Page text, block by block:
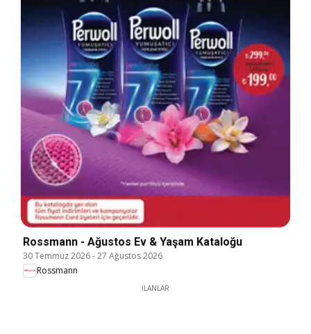
Rossmann - Ağustos Ev & Yaşam Kataloğu
30 Temmuz 2026-27 Ağustos 2026
Rossmann
İLANLAR